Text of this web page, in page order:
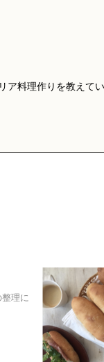
ア料理作りを教えて
理に